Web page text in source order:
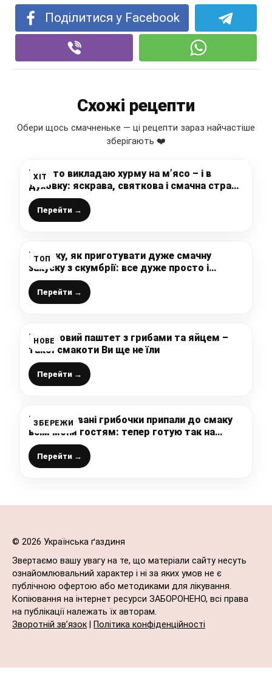
Поділитися у Facebook
Схожі рецепти
Обери щось смачненьке — ці рецепти зараз найчастіше
зберігають ❤️
ХІТ
Просто викладаю хурму на м’ясо – і в
духовку: яскрава, святкова і смачна страва
на будь-який стіл (приголомшливе
поєднання)
Перейти →
ТОП
Покажу, як приготувати дуже смачну
закуску з скумбрії: все дуже просто і
подобається всім без винятку
Перейти →
НОВЕ
Печінковий паштет з грибами та яйцем –
такої смакоти Ви ще не їли
Перейти →
ЗБЕРЕЖИ
Ці мариновані грибочки припали до смаку
всім моїм гостям: тепер готую так на
кожне свято
Перейти →
© 2026 Українська ґаздиня
Звертаємо вашу увагу на те, що матеріали сайту несуть
ознайомлювальний характер і ні за яких умов не є
публічною офертою або методиками для лікування.
Копіювання на інтернет ресурси ЗАБОРОНЕНО, всі права
на публікації належать їх авторам.
Зворотній зв’язок
Політика конфіденційності